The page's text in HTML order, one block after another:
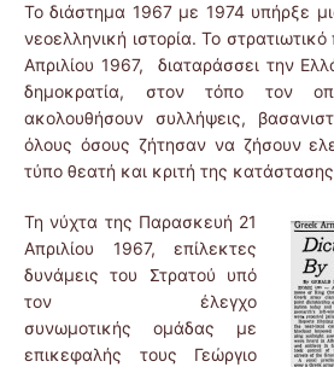
Το διάστημα 1967 με 1974 υπήρξε
νεοελληνική ιστορία. Το
Απριλίου 1967, διαταράσσει την
δημοκρατία, στον τόπο τον
ακολουθήσουν συλλήψεις,
όλους όσους ζήτησαν να ζήσουν
τύπο θεατή και κριτή της
Τη νύχτα της Παρασκευή 21
Απριλίου 1967, επίλεκτες
δυνάμεις του Στρατού υπό
τον έλεγχο
συνωμοτικής ομάδας με
επικεφαλής τους Γεώργιο